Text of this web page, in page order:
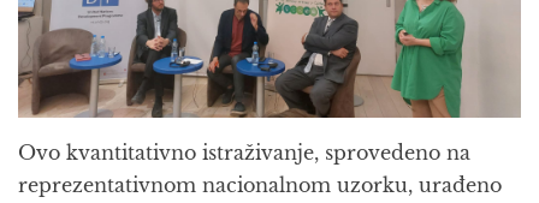
Ovo kvantitativno istraživanje, sprovedeno na
reprezentativnom nacionalnom uzorku, urađeno